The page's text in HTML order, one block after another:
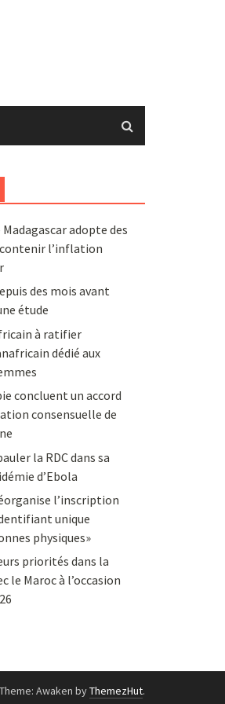
adopte des
l’inflation
des mois avant
étude
à ratifier
dédié aux
concluent un accord
consensuelle de
la RDC dans sa
d’Ebola
l’inscription
unique
physiques»
priorités dans la
le Maroc à l’occasion
Theme: Awaken byThemezHut.